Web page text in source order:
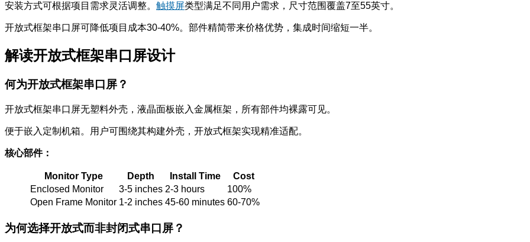
安装方式可根据项目需求灵活调整。 触摸屏类型满足不同用户需求，尺寸范围覆盖7至55英寸。
开放式框架串口屏可降低项目成本30-40%。部件精简带来价格优势，集成时间缩短一半。
解读开放式框架串口屏设计
何为开放式框架串口屏？
开放式框架串口屏无塑料外壳，液晶面板嵌入金属框架，所有部件均裸露可见。
便于嵌入定制机箱。用户可围绕其构建外壳，开放式框架实现精准适配。
核心部件：
Monitor Type Depth Install Time
Cost
Enclosed Monitor
3-5 inches 2-3 hours
100%
Open Frame Monitor 1-2 inches 45-60 minutes 60-70%
为何选择开放式而非封闭式串口屏？